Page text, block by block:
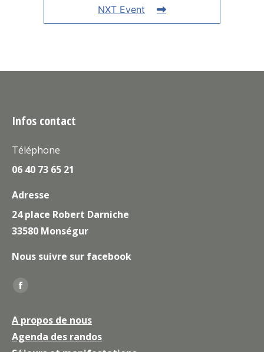
NXT Event
Infos contact
Téléphone
06 40 73 65 21
Adresse
24 place Robert Darniche
33580 Monségur
Nous suivre sur facebook
Trouvez nous sur :
La
Facebook
s'ouvre
A propos de nous
Agenda des randos